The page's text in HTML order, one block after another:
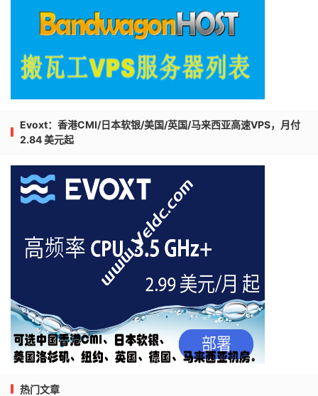
Evoxt：香港CMI/日本软银/美国/英国/马来西亚高速VPS，月付
2.84 美元起
热门文章